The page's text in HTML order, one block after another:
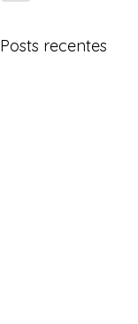
Posts recentes